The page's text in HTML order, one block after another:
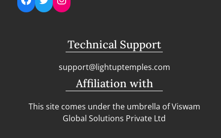
Technical Support
support@lightuptemples.com
Affiliation with
This site comes under the umbrella of Viswam
Global Solutions Private Ltd